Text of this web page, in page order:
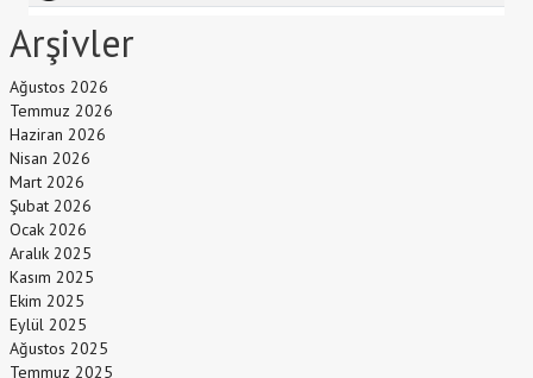
Arşivler
Ağustos 2026
Temmuz 2026
Haziran 2026
Nisan 2026
Mart 2026
Şubat 2026
Ocak 2026
Aralık 2025
Kasım 2025
Ekim 2025
Eylül 2025
Ağustos 2025
Temmuz 2025